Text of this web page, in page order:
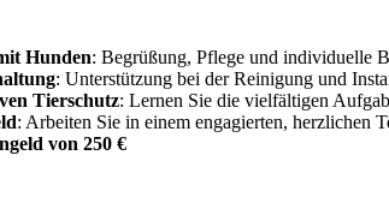
Hunden: Begrüßung, Pflege und individuelle
: Unterstützung bei der Reinigung und
Tierschutz: Lernen Sie die vielfältigen
: Arbeiten Sie in einem engagierten, herzlichen
von 250 €